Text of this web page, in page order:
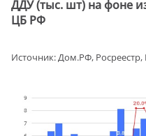
ДДУ (тыс. шт) на фоне
ЦБ РФ
Источник: Дом.РФ,